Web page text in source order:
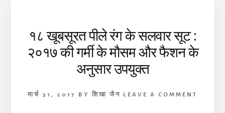
१८ खूबसूरत पीले रंग के सलवार सूट :
२०१७ की गर्मी के मौसम और फैशन के
अनुसार उपयुक्त
मार्च 31, 2017 BY शिखा जैन LEAVE A COMMENT